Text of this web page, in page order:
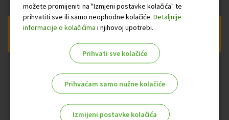
Prijava na newsletter OTP banke
možete promijeniti na "Izmjeni postavke kolačića" te
prihvatiti sve ili samo neophodne kolačiće. Detaljnije
informacije o kolačićima i njihovoj upotrebi.
Prihvati sve kolačiće
Prihvaćam samo nužne kolačiće
Izmijeni postavke kolačića